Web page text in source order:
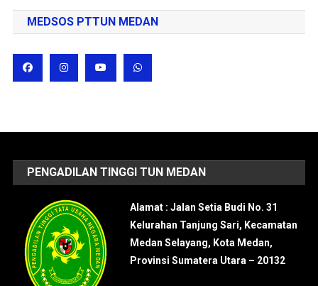
MEDSOS PTTUN MEDAN
PENGADILAN TINGGI TUN MEDAN
Alamat : Jalan Setia Budi No. 31
Kelurahan Tanjung Sari, Kecamatan
Medan Selayang, Kota Medan,
Provinsi Sumatera Utara – 20132